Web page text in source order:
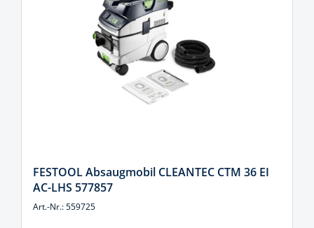
FESTOOL Absaugmobil CLEANTEC CTM 36 EI
AC-LHS 577857
Art.-Nr.: 559725